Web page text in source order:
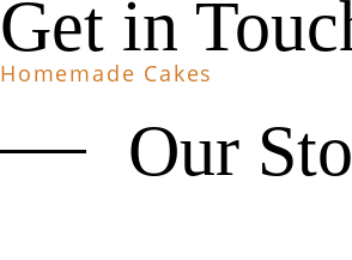
Get in
Homemade Cakes
Our